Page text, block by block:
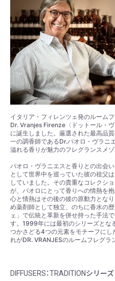
イタリア・フィレンツェ発のルーム
Dr. Vranjes Firenze〈ドットール・
に誕生しました。厳選された最高品
一の調香師であるDr.パオロ・ヴラニ
溢れる香りが魅力のフレグランスメゾ
パオロ・ヴラニエスと香りとの出会
として世界中を巡っていた彼の祖父
していました。その貴重なコレクシ
が、パオロにとって香りへの情熱を
心と情熱はその後の彼の原動力とな
め薬剤師として独立、のちに香水の
ェ」で伝統と革新を併せ持った手法
す。1999年には最初のシリーズとな
つかさどる4つの元素をモチーフに
れがDR. VRANJESのルームフレグラ
DIFFUSERS：TRADITIONシリーズ